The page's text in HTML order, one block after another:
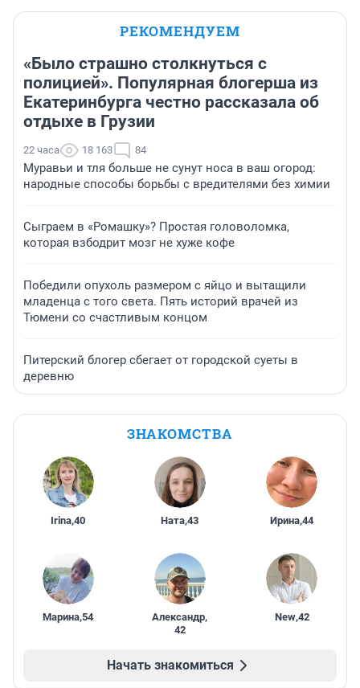
РЕКОМЕНДУЕМ
«Было страшно столкнуться с
полицией». Популярная блогерша из
Екатеринбурга честно рассказала об
отдыхе в Грузии
22 часа 18 163 84
Муравьи и тля больше не сунут носа в ваш огород:
народные способы борьбы с вредителями без химии
Сыграем в «Ромашку»? Простая головоломка,
которая взбодрит мозг не хуже кофе
Победили опухоль размером с яйцо и вытащили
младенца с того света. Пять историй врачей из
Тюмени со счастливым концом
Питерский блогер сбегает от городской суеты в
деревню
ЗНАКОМСТВА
Irina,40 Ната,43 Ирина,44
Марина,54 Александр,
42
New,42
Начать знакомиться